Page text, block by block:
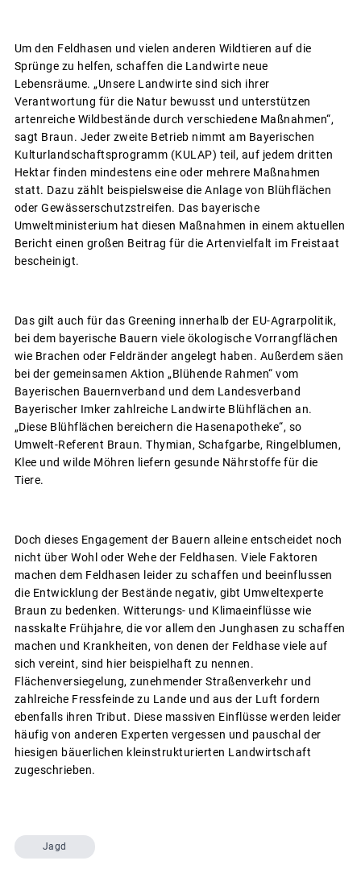
Um den Feldhasen und vielen anderen Wildtieren auf die
Sprünge zu helfen, schaffen die Landwirte neue
Lebensräume. „Unsere Landwirte sind sich ihrer
Verantwortung für die Natur bewusst und unterstützen
artenreiche Wildbestände durch verschiedene Maßnahmen“,
sagt Braun. Jeder zweite Betrieb nimmt am Bayerischen
Kulturlandschaftsprogramm (KULAP) teil, auf jedem dritten
Hektar finden mindestens eine oder mehrere Maßnahmen
statt. Dazu zählt beispielsweise die Anlage von Blühflächen
oder Gewässerschutzstreifen. Das bayerische
Umweltministerium hat diesen Maßnahmen in einem aktuellen
Bericht einen großen Beitrag für die Artenvielfalt im Freistaat
bescheinigt.
Das gilt auch für das Greening innerhalb der EU-Agrarpolitik,
bei dem bayerische Bauern viele ökologische Vorrangflächen
wie Brachen oder Feldränder angelegt haben. Außerdem säen
bei der gemeinsamen Aktion „Blühende Rahmen“ vom
Bayerischen Bauernverband und dem Landesverband
Bayerischer Imker zahlreiche Landwirte Blühflächen an.
„Diese Blühflächen bereichern die Hasenapotheke“, so
Umwelt-Referent Braun. Thymian, Schafgarbe, Ringelblumen,
Klee und wilde Möhren liefern gesunde Nährstoffe für die
Tiere.
Doch dieses Engagement der Bauern alleine entscheidet noch
nicht über Wohl oder Wehe der Feldhasen. Viele Faktoren
machen dem Feldhasen leider zu schaffen und beeinflussen
die Entwicklung der Bestände negativ, gibt Umweltexperte
Braun zu bedenken. Witterungs- und Klimaeinflüsse wie
nasskalte Frühjahre, die vor allem den Junghasen zu schaffen
machen und Krankheiten, von denen der Feldhase viele auf
sich vereint, sind hier beispielhaft zu nennen.
Flächenversiegelung, zunehmender Straßenverkehr und
zahlreiche Fressfeinde zu Lande und aus der Luft fordern
ebenfalls ihren Tribut. Diese massiven Einflüsse werden leider
häufig von anderen Experten vergessen und pauschal der
hiesigen bäuerlichen kleinstrukturierten Landwirtschaft
zugeschrieben.
Jagd